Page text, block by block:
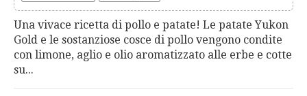
Una vivace ricetta di pollo e patate! Le patate Yukon
Gold e le sostanziose cosce di pollo vengono condite
con limone, aglio e olio aromatizzato alle erbe e cotte
su...